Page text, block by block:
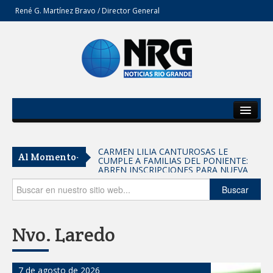
René G. Martínez Bravo / Director General
Del Estado
Secciones
Opinión
Al Momento- Entrega SEBIEN paquetes alimentarios
en Tampico
FORTALECE IMJUVE SALUD MENTAL DE
JÓVENES CON TERAPIAS PSICOLÓGICAS
Llama Carlos Peña Ortiz a realizar
investigación en tema de la refinería
Coordinan la SST y SET acciones para
fortalecer la formación médica y la
Buscar
Nvo. Laredo
7 de agosto de 2026